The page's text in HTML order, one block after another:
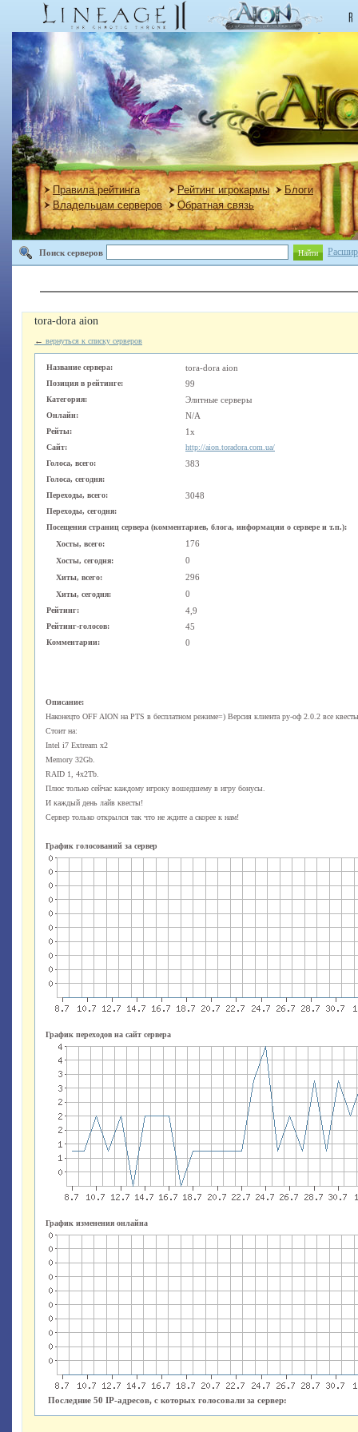
Правила рейтинга Рейтинг игрокармы
Блоги
Владельцам серверов
Обратная связь
Поиск серверов Найти
tora-dora aion
← вернуться к списку серверов
Название сервера: tora-dora aion
Позиция в рейтинге: 99
Категория: Элитные серверы
Онлайн: N/A
Рейты: 1x
Сайт:
http://aion.toradora.com.ua/
Голоса, всего:
383
Голоса, сегодня:
Переходы, всего:
3048
Переходы, сегодня:
Посещения страниц сервера (комментариев, блога, информации о сервере и т.п.):
Хосты, всего:
176
Хосты, сегодня: 0
Хиты, всего: 296
Хиты, сегодня: 0
Рейтинг: 4,9
Рейтинг-голосов: 45
Комментарии: 0
Описание:
Наконецто OFF AION на PTS в бесплатном режиме=) Версия клиента ру-оф 2.0.2 все
Стоит на:
Intel i7 Extream x2
Memory 32Gb.
RAID 1, 4x2Tb.
Плюс только сейчас каждому игроку вошедшему в игру бонусы.
И каждый день лайв квесты!
Сервер только открылся так что не ждите а скорее к нам!
График голосований за сервер
График переходов на сайт сервера
График изменения онлайна
Последние 50 IP-адресов, с которых голосовали за сервер: